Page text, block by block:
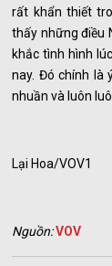
rất khẩn thiết
thấy những điều
khắc tình hình
nay. Đó chính là
nhuần và luôn
Lại Hoa/VOV1
Nguồn:VOV